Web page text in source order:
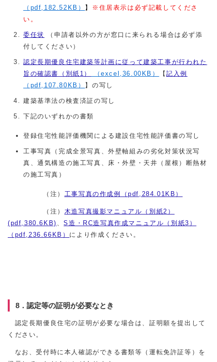
（pdf,182.52KB） 】 ※ 住居表示は必ず記載してくださ
い。
委任状
（申請者以外の方が窓口に来られる場合は必ず添
付してください）
認定長期優良住宅建築等計画に従って建築工事が行われた
旨の確認書（別紙1）
（excel,36.00KB） 【記入例
（pdf,107.80KB） 】の写し
建築基準法の検査済証の写し
下記のいずれかの書類
登録住宅性能評価機関による建設住宅性能評価書の写し
工事写真（完成全景写真、外壁軸組みの劣化対策状況写
真、通気構造の施工写真、床・外壁・天井（屋根）断熱材
の施工写真）
（注） 工事写真の作成例（pdf,284.01KB）
（注） 木造写真撮影マニュアル（別紙2）
(pdf,380.6KB)
、S造・RC造写真作成マニュアル（別紙3）
（pdf,236.66KB） により作成ください。
8．認定等の証明が必要なとき
認定長期優良住宅の証明が必要な場合は、証明願を提出して
ください。
なお、受付時に本人確認ができる書類等（運転免許証等）を